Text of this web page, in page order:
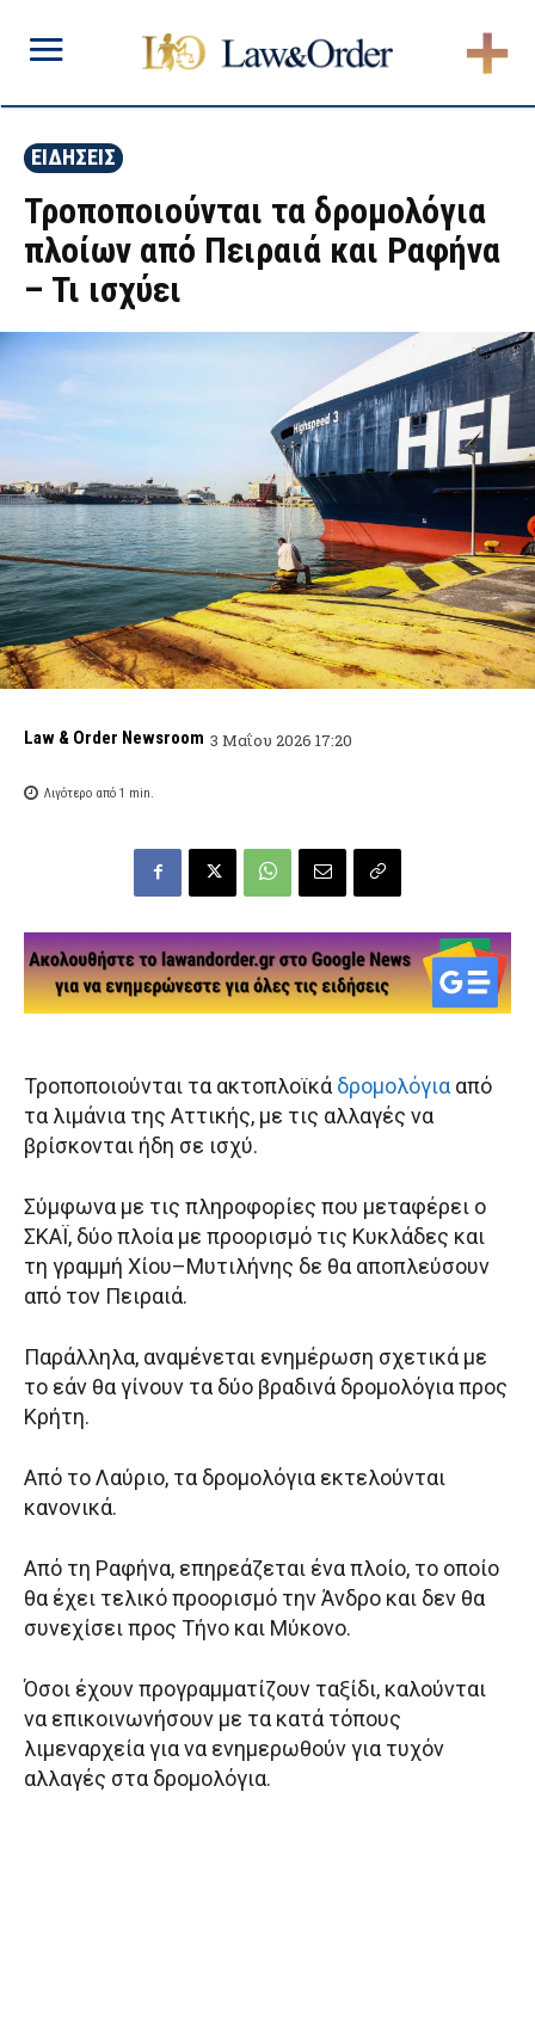
ΕΙΔΗΣΕΙΣ
Τροποποιούνται τα δρομολόγια
πλοίων από Πειραιά και Ραφήνα
– Τι ισχύει
Law & Order Newsroom 3 Μαΐου 2026 17:20
Λιγότερο από 1 min.
Τροποποιούνται τα ακτοπλοϊκάδρομολόγιααπό
τα λιμάνια της Αττικής, με τις αλλαγές να
βρίσκονται ήδη σε ισχύ.
Σύμφωνα με τις πληροφορίες που μεταφέρει ο
ΣΚΑΪ, δύο πλοία με προορισμό τις Κυκλάδες και
τη γραμμή Χίου–Μυτιλήνης δε θα αποπλεύσουν
από τον Πειραιά.
Παράλληλα, αναμένεται ενημέρωση σχετικά με
το εάν θα γίνουν τα δύο βραδινά δρομολόγια προς
Κρήτη.
Από το Λαύριο, τα δρομολόγια εκτελούνται
κανονικά.
Από τη Ραφήνα, επηρεάζεται ένα πλοίο, το οποίο
θα έχει τελικό προορισμό την Άνδρο και δεν θα
συνεχίσει προς Τήνο και Μύκονο.
Όσοι έχουν προγραμματίζουν ταξίδι, καλούνται
να επικοινωνήσουν με τα κατά τόπους
λιμεναρχεία για να ενημερωθούν για τυχόν
αλλαγές στα δρομολόγια.